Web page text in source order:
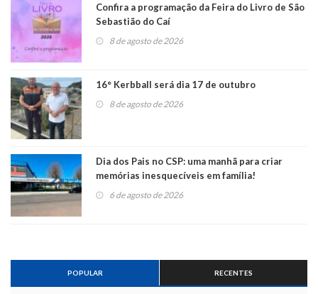
Confira a programação da Feira do Livro de São
Sebastião do Caí
8 de agosto de 2026
16° Kerbball será dia 17 de outubro
8 de agosto de 2026
Dia dos Pais no CSP: uma manhã para criar
memórias inesquecíveis em família!
6 de agosto de 2026
POPULAR RECENTES